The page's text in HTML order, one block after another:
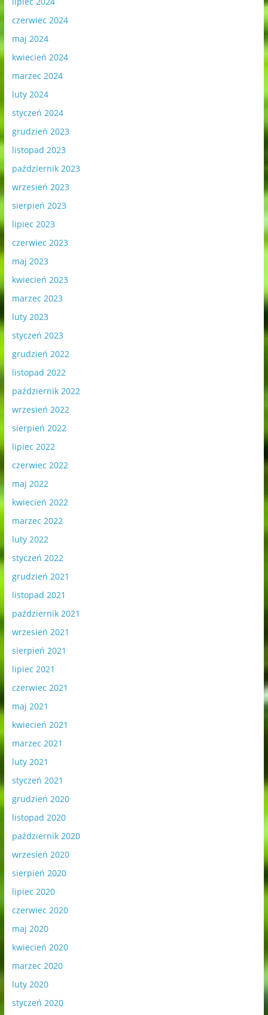
czerwiec 2024
maj 2024
kwiecień 2024
marzec 2024
luty 2024
styczeń 2024
grudzień 2023
listopad 2023
październik 2023
wrzesień 2023
sierpień 2023
lipiec 2023
czerwiec 2023
maj 2023
kwiecień 2023
marzec 2023
luty 2023
styczeń 2023
grudzień 2022
listopad 2022
październik 2022
wrzesień 2022
sierpień 2022
lipiec 2022
czerwiec 2022
maj 2022
kwiecień 2022
marzec 2022
luty 2022
styczeń 2022
grudzień 2021
listopad 2021
październik 2021
wrzesień 2021
sierpień 2021
lipiec 2021
czerwiec 2021
maj 2021
kwiecień 2021
marzec 2021
luty 2021
styczeń 2021
grudzień 2020
listopad 2020
październik 2020
wrzesień 2020
sierpień 2020
lipiec 2020
czerwiec 2020
maj 2020
kwiecień 2020
marzec 2020
luty 2020
styczeń 2020